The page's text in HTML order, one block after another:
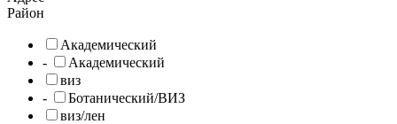
Район
Академический
-
Академический
виз
-
Ботанический/ВИЗ
виз/лен